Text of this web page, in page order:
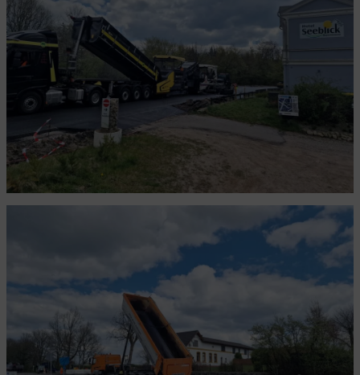
Fertig verputzt
Als ob Pflanzsteine nicht schon schwer genug sind
Hinweis zum Parkplatz
Ein Schandfleck verschwindet
Meesenburg in Flenburg und der hydraulische Türschließer
Kabel, Kabel und nochmals Kabel
Wo habt Ihr das her?
Da rühmt sich der Lehrer in der Berufsschule
Das ruhige Gewissen mit Zimmer 9
Die Beatles und unsere Wasserversorgung
Und wieder was für die kleinen Gäste
Die Sache mit dem Wasser
Unsere Terrasse ist endlich komplett
Die Tür zur Terrasse